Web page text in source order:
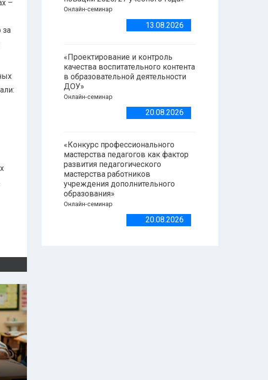
–
за
Онлайн-семинар
13.08.2026
«Проектирование и контроль
качества воспитательного контента
в образовательной деятельности
ДОУ»
Онлайн-семинар
20.08.2026
«Конкурс профессионального
мастерства педагогов как фактор
развития педагогического
мастерства работников
учреждения дополнительного
образования»
Онлайн-семинар
20.08.2026